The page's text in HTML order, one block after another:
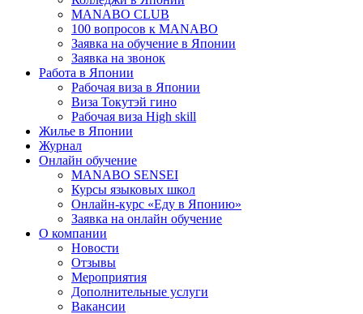
MANABO CLUB
100 вопросов к MАNABO
Заявка на обучение в Японии
Заявка на звонок
Работа в Японии
Рабочая виза в Японии
Виза Токутэй гино
Рабочая виза High skill
Жилье в Японии
Журнал
Онлайн обучение
MANABO SENSEI
Курсы языковых школ
Онлайн-курс «Еду в Японию»
Заявка на онлайн обучение
О компании
Новости
Отзывы
Мероприятия
Дополнительные услуги
Вакансии